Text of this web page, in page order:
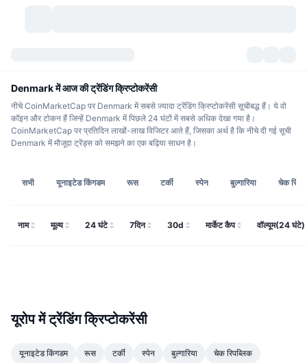
रैंकिंग
श्रेणियां
ऐतिहासिक स्नैपशॉट
लीडरबोर्ड
ट्रेंडिंग
मार्केट
मार्केट ओवरव्यू
स्पॉट मार्केट
एक्सचेंज इनफ्लो/आउटफ्लो
संकेतक
डेक्सस्कैन
सिग्नल्स New
ट्रेंडिंग
शीर्ष ट्रेडर्स
एक्सचेंज
सेंट्रलाइज्ड एक्सचेंज
स्पॉट
डेरिवेटिव्स
कम्युनिटी
आर्टिकल
DEX API
उद्यम
कनवर्टर
संवादपत्र
Denmark में आज की ट्रेंडिंग क्रिप्टोकरेंसी
नीचे CoinMarketCap पर Denmark में सबसे ज्यादा ट्रेंडिंग क्रिप्टोकरेंसी सूचीबद्ध हैं। ये वो
कॉइन और टोकन हैं जिन्हें Denmark में पिछले 24 घंटों में सबसे अधिक देखा गया है।
CoinMarketCap पर प्रतिदिन लाखों-लाख विजिटर आते हैं, जिसका अर्थ है कि नीचे दी गई सूची
Denmark में मौजूदा ट्रेंड्स को समझने का एक बढ़िया साधन है।
सभी यूनाइटेड किंगडम रूस टर्की स्पेन बुल्गारिया चेक
नाम मूल्य 24 घंटे 7दिन 30d मार्केट कैप वॉल्यूम(24 घंटे)
यूरोप में ट्रेंडिंग क्रिप्टोकरेंसी
यूनाइटेड किंगडम रूस टर्की स्पेन बुल्गारिया
चेक रिपब्लिक